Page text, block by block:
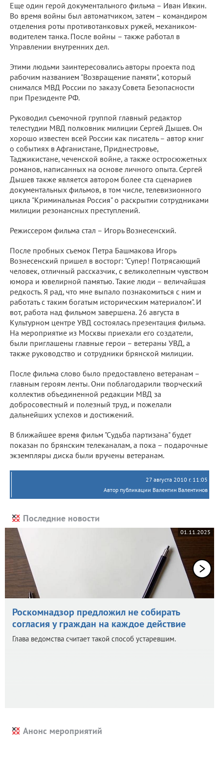
Еще один герой документального фильма – Иван Ивкин.
Во время войны был автоматчиком, затем – командиром
отделения роты противотанковых ружей, механиком-
водителем танка. После войны – также работал в
Управлении внутренних дел.
Этими людьми заинтересовались авторы проекта под
рабочим названием "Возвращение памяти", который
снимался МВД России по заказу Совета Безопасности
при Президенте РФ.
Руководил съемочной группой главный редактор
телестудии МВД полковник милиции Сергей Дышев. Он
хорошо известен всей России как писатель – автор книг
о событиях в Афганистане, Приднестровье,
Таджикистане, чеченской войне, а также остросюжетных
романов, написанных на основе личного опыта. Сергей
Дышев также является автором более ста сценариев
документальных фильмов, в том числе, телевизионного
цикла "Криминальная Россия" о раскрытии сотрудниками
милиции резонансных преступлений.
Режиссером фильма стал – Игорь Вознесенский.
После пробных съемок Петра Башмакова Игорь
Вознесенский пришел в восторг: "Супер! Потрясающий
человек, отличный рассказчик, с великолепным чувством
юмора и ювелирной памятью. Такие люди – величайшая
редкость. Я рад, что мне выпало познакомиться с ним и
работать с таким богатым историческим материалом". И
вот, работа над фильмом завершена. 26 августа в
Культурном центре УВД состоялась презентация фильма.
На мероприятие из Москвы приехали его создатели,
были приглашены главные герои – ветераны УВД, а
также руководство и сотрудники брянской милиции.
После фильма слово было предоставлено ветеранам –
главным героям ленты. Они поблагодарили творческий
коллектив объединенной редакции МВД за
добросовестный и полезный труд, и пожелали
дальнейших успехов и достижений.
В ближайшее время фильм "Судьба партизана" будет
показан по брянским телеканалам, а пока – подарочные
экземпляры диска были вручены ветеранам.
27 августа 2010 г. 11:05
Автор публикации Валентин Валентинов
Последние новости
01.11.2025
Роскомнадзор предложил не собирать
согласия у граждан на каждое действие
Глава ведомства считает такой способ устаревшим.
Анонс мероприятий